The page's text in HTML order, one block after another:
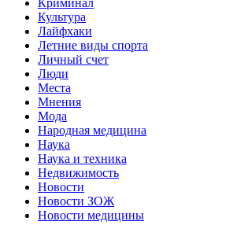
Культура
Лайфхаки
Летние виды спорта
Личный счет
Люди
Места
Мнения
Мода
Народная медицина
Наука
Наука и техника
Недвижимость
Новости
Новости ЗОЖ
Новости медицины